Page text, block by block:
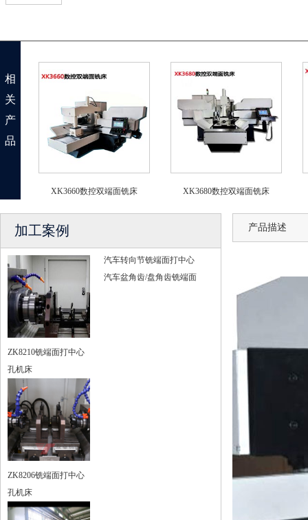
相
关
产
品
XK3660数控双端面铣床 XK3680数控双端面铣床
加工案例
ZK8210铣端面打中心
孔机床
ZK8206铣端面打中心
孔机床
汽车转向节铣端面打中心
汽车盆角齿/盘角齿铣端面
产品描述